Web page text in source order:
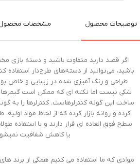
توضیحات محصول مشخصات
اگر قصد دارید متفاوت باشید و دسته بازی
طراحی و رنگ آمیزی شده در زیبایی و خاص
شکی نیست اما نکته ای که ممکن است گیمرها
ساخت این گونه کنترلرهاست. کنترلرها را به
کرده و روانه بازار کرده که از لحاظ مواد
سطح فوق العاده ای قرار دارند و با استفاده
یا کاهش شفافیت
موادی که ما استفاده می کنیم همگی از برند